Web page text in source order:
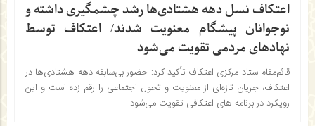
اعتکاف نسل دهه هشتادی‌ها رشد چشمگیری داشته و
نوجوانان پیشگام معنویت شدند/ اعتکاف توسط
نهادهای مردمی تقویت می‌شود
قائم‌مقام ستاد مرکزی اعتکاف تأکید کرد: حضور بی‌سابقه دهه هشتادی‌ها در
اعتکاف، جریان تازه‌ای از معنویت و تحول اجتماعی را رقم زده است و این
رویکرد در برنامه های اعتکافی تقویت می‌شود.